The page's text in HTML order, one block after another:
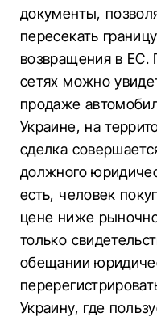
документы,
пересекать
возвращения в ЕС.
сетях можно
продаже
Украине, на
сделка
должного
есть, человек
цене ниже
только
обещании
Украину, где